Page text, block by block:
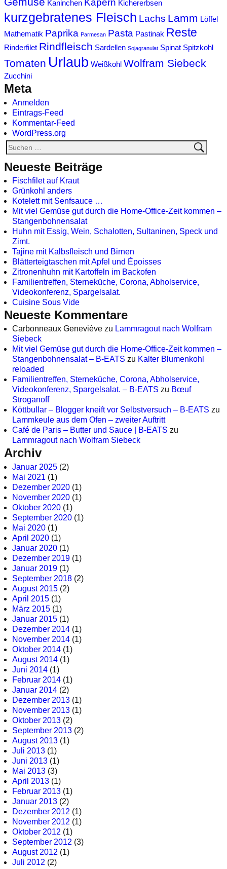
Kaninchen Kapern Kichererbsen
kurzgebratenes Fleisch Lachs Lamm Löffel
Mathematik Paprika Parmesan Pasta Pastinak Reste
Rinderfilet Rindfleisch Sardellen Sojagranulat Spinat Spitzkohl
Tomaten Urlaub Weißkohl Wolfram Siebeck
Zucchini
Meta
Anmelden
Eintrags-Feed
Kommentar-Feed
WordPress.org
Neueste Beiträge
Fischfilet auf Kraut
Grünkohl anders
Kotelett mit Senfsauce …
Mit viel Gemüse gut durch die Home-Office-Zeit kommen –
Stangenbohnensalat
Huhn mit Essig, Wein, Schalotten, Sultaninen, Speck und
Zimt.
Tajine mit Kalbsfleisch und Birnen
Blätterteigtaschen mit Apfel und Époisses
Zitronenhuhn mit Kartoffeln im Backofen
Familientreffen, Sterneküche, Corona, Abholservice,
Videokonferenz, Spargelsalat.
Cuisine Sous Vide
Neueste Kommentare
Carbonneaux Geneviève zu Lammragout nach Wolfram
Siebeck
Mit viel Gemüse gut durch die Home-Office-Zeit kommen –
Stangenbohnensalat – B-EATS zu Kalter Blumenkohl
reloaded
Familientreffen, Sterneküche, Corona, Abholservice,
Videokonferenz, Spargelsalat. – B-EATS zu Bœuf
Stroganoff
Köttbullar – Blogger kneift vor Selbstversuch – B-EATS zu
Lammkeule aus dem Ofen – zweiter Auftritt
Café de Paris – Butter und Sauce | B-EATS zu
Lammragout nach Wolfram Siebeck
Archiv
Januar 2025 (2)
Mai 2021 (1)
Dezember 2020 (1)
November 2020 (1)
Oktober 2020 (1)
September 2020 (1)
Mai 2020 (1)
April 2020 (1)
Januar 2020 (1)
Dezember 2019 (1)
Januar 2019 (1)
September 2018 (2)
August 2015 (2)
April 2015 (1)
März 2015 (1)
Januar 2015 (1)
Dezember 2014 (1)
November 2014 (1)
Oktober 2014 (1)
August 2014 (1)
Juni 2014 (1)
Februar 2014 (1)
Januar 2014 (2)
Dezember 2013 (1)
November 2013 (1)
Oktober 2013 (2)
September 2013 (2)
August 2013 (1)
Juli 2013 (1)
Juni 2013 (1)
Mai 2013 (3)
April 2013 (1)
Februar 2013 (1)
Januar 2013 (2)
Dezember 2012 (1)
November 2012 (1)
Oktober 2012 (1)
September 2012 (3)
August 2012 (1)
Juli 2012 (2)